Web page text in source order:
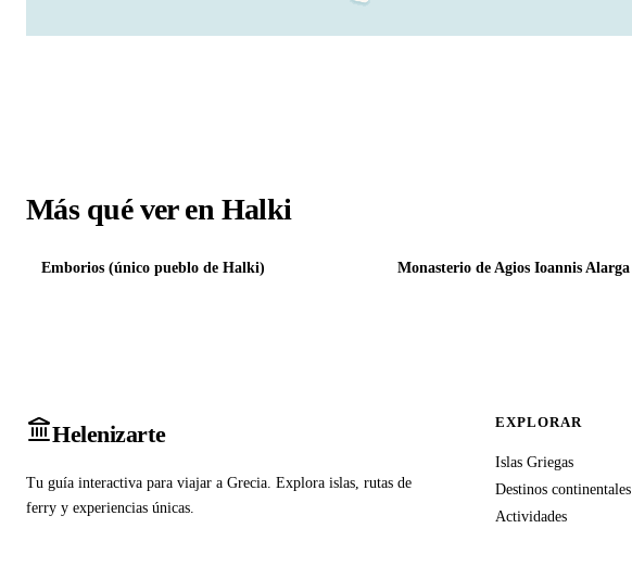
Más qué ver en Halki
Emborios (único pueblo de Halki) Monasterio de Agios Ioannis Alarga
Helenizarte
Tu guía interactiva para viajar a Grecia. Explora islas, rutas de
ferry y experiencias únicas.
EXPLORAR
Islas Griegas
Destinos continentales
Actividades